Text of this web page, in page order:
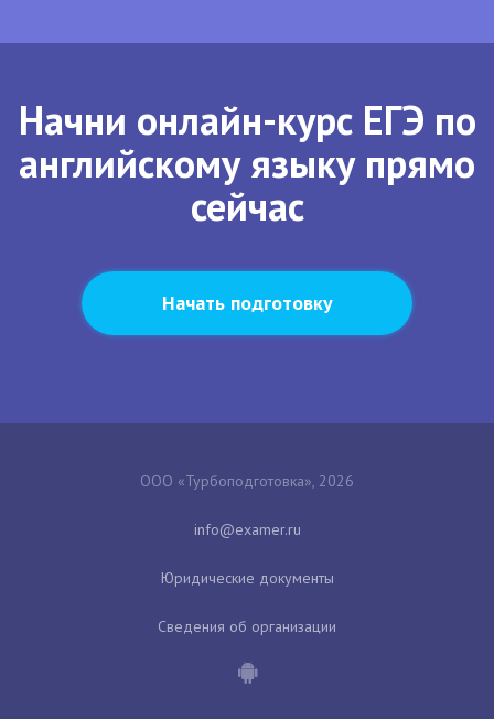
Начни онлайн-курс ЕГЭ по
английскому языку прямо
сейчас
Начать подготовку
ООО «Турбоподготовка», 2026
Юридические документы
Сведения об организации